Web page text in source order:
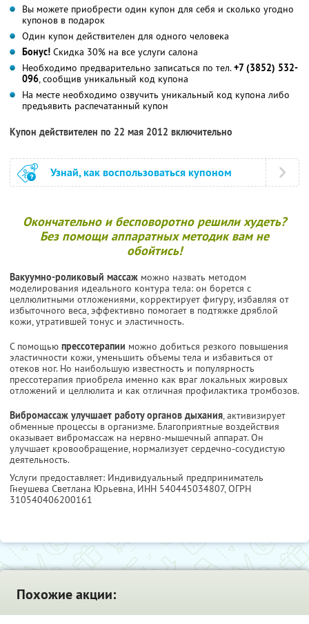
Вы можете приобрести один купон для себя и сколько угодно
купонов в подарок
Один купон действителен для одного человека
Бонус! Скидка 30% на все услуги салона
Необходимо предварительно записаться по тел.+7 (3852) 532-
096, сообщив уникальный код купона
На месте необходимо озвучить уникальный код купона либо
предъявить распечатанный купон
Купон действителен по 22 мая 2012 включительно
Узнай, как воспользоваться купоном
Окончательно и бесповоротно решили худеть?
Без помощи аппаратных методик вам не
обойтись!
Вакуумно-роликовый массаж можно назвать методом
моделирования идеального контура тела: он борется с
целлюлитными отложениями, корректирует фигуру, избавляя от
избыточного веса, эффективно помогает в подтяжке дряблой
кожи, утратившей тонус и эластичность.
С помощью прессотерапии можно добиться резкого повышения
эластичности кожи, уменьшить объемы тела и избавиться от
отеков ног. Но наибольшую известность и популярность
прессотерапия приобрела именно как враг локальных жировых
отложений и целлюлита и как отличная профилактика тромбозов.
Вибромассаж улучшает работу органов дыхания, активизирует
обменные процессы в организме. Благоприятные воздействия
оказывает вибромассаж на нервно-мышечный аппарат. Он
улучшает кровообращение, нормализует сердечно-сосудистую
деятельность.
Услуги предоставляет: Индивидуальный предприниматель
Гнеушева Светлана Юрьевна, ИНН 540445034807, ОГРН
310540406200161
Похожие акции: